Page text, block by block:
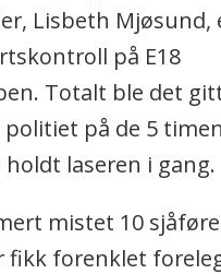
Lisbeth
på E18
Totalt ble det
på de 5
laseren i gang.
mistet 10
fikk forenklet